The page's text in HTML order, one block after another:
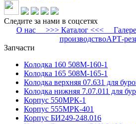
Следите за нами в соцсетях
О нас>>> Каталог <<<
производствоАРТ-
Запчасти
Колодка 160 508М-160-1
Колодка 165 508М-165-1
Колодка верхняя 07.631 для
Колодка нижняя 7.07.011 для
Корпус 550МРК-1
Корпус 555МРК-401
Корпус БИ249-248.016